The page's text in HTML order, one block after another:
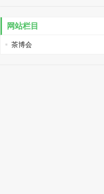
网站栏目
茶博会